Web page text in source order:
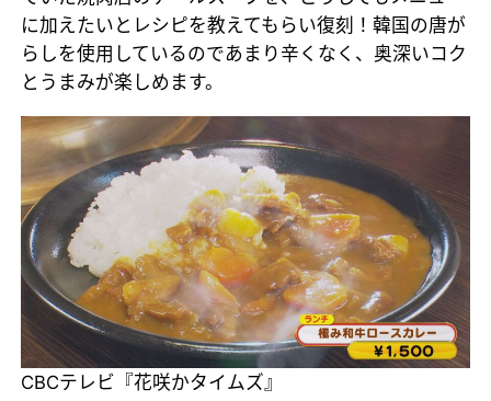
に加えたいとレシピを教えてもらい復刻！韓国の唐が
らしを使用しているのであまり辛くなく、奥深いコク
とうまみが楽しめます。
CBCテレビ『花咲かタイムズ』